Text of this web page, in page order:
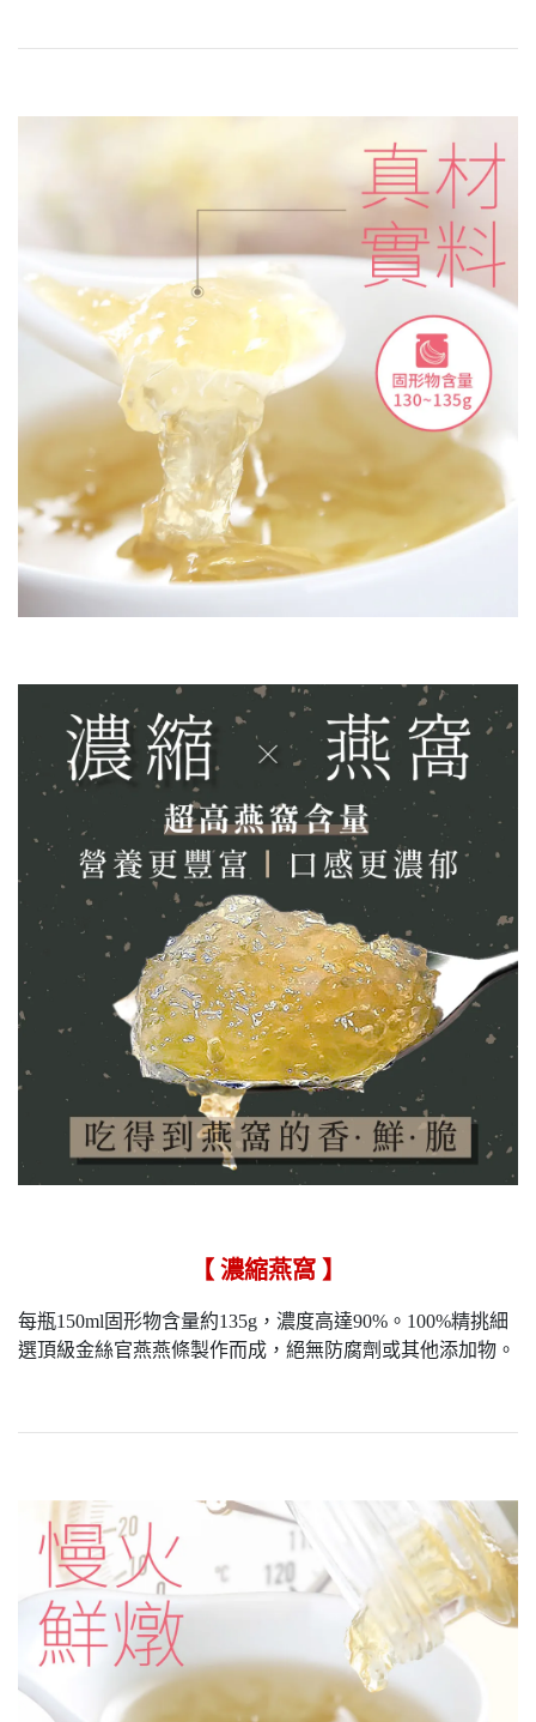
【 濃縮燕窩 】
每瓶150ml固形物含量約135g，濃度高達90%。100%精挑細
選頂級金絲官燕燕條製作而成，絕無防腐劑或其他添加物。